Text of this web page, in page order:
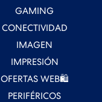
GAMING
CONECTIVIDAD
IMAGEN
IMPRESIÓN
OFERTAS WEB🛍️
PERIFÉRICOS